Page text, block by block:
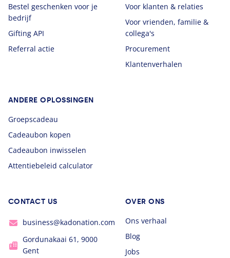
Bestel geschenken voor je
bedrijf
Gifting API
Referral actie
Voor klanten & relaties
Voor vrienden, familie &
collega's
Procurement
Klantenverhalen
ANDERE OPLOSSINGEN
Groepscadeau
Cadeaubon kopen
Cadeaubon inwisselen
Attentiebeleid calculator
CONTACT US
business@kadonation.com
Gordunakaai 61, 9000
Gent
OVER ONS
Ons verhaal
Blog
Jobs